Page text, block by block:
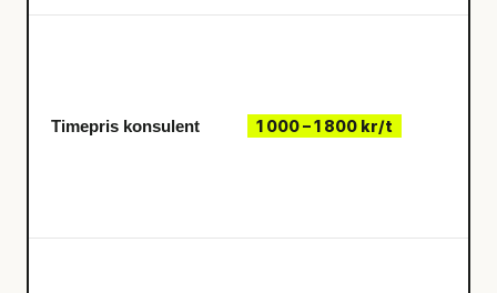
Timepris konsulent 1 000 – 1 800 kr/t